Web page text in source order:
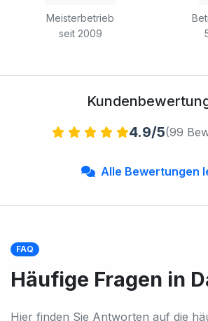
Meisterbetrieb
seit 2009
4.9/5(99
Alle Bewertungen
FAQ
Häufige Fragen in
Hier finden Sie Antworten auf die